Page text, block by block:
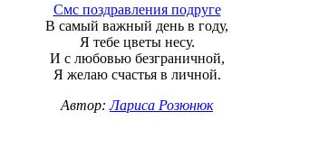
Смс поздравления подруге
В самый важный день в году,
Я тебе цветы несу.
И с любовью безграничной,
Я желаю счастья в личной.
Автор:Лариса Розюнюк